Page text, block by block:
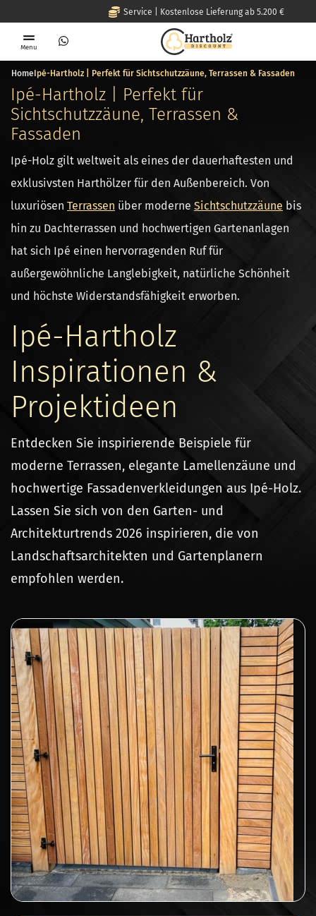
Deutschland | Lieferung
Menu
Home Ipé-Hartholz | Perfekt für Sichtschutzzäune, Terrassen & Fassaden
Ipé-Hartholz | Perfekt für
Sichtschutzzäune, Terrassen &
Fassaden
Ipé-Holz gilt weltweit als eines der dauerhaftesten und
exklusivsten Harthölzer für den Außenbereich. Von
luxuriösen Terrassen über moderne Sichtschutzzäune bis
hin zu Dachterrassen und hochwertigen Gartenanlagen
hat sich Ipé einen hervorragenden Ruf für
außergewöhnliche Langlebigkeit, natürliche Schönheit
und höchste Widerstandsfähigkeit erworben.
Ipé-Hartholz
Inspirationen &
Projektideen
Entdecken Sie inspirierende Beispiele für
moderne Terrassen, elegante Lamellenzäune und
hochwertige Fassadenverkleidungen aus Ipé-Holz.
Lassen Sie sich von den Garten- und
Architekturtrends 2026 inspirieren, die von
Landschaftsarchitekten und Gartenplanern
empfohlen werden.